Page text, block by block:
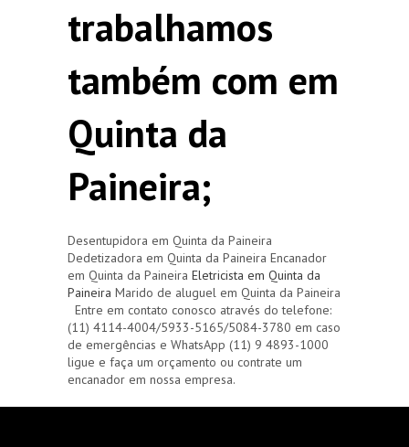
trabalhamos
também com em
Quinta da
Paineira;
Desentupidora em Quinta da Paineira
Dedetizadora em Quinta da Paineira Encanador
em Quinta da Paineira Eletricista em Quinta da
Paineira Marido de aluguel em Quinta da Paineira
Entre em contato conosco através do telefone:
(11) 4114-4004/5933-5165/5084-3780 em caso
de emergências e WhatsApp (11) 9 4893-1000
ligue e faça um orçamento ou contrate um
encanador em nossa empresa.